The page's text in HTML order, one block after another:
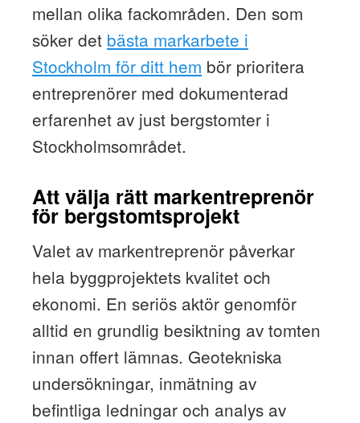
mellan olika fackområden. Den som
söker det bästa markarbete i
Stockholm för ditt hem bör prioritera
entreprenörer med dokumenterad
erfarenhet av just bergstomter i
Stockholmsområdet.
Att välja rätt markentreprenör
för bergstomtsprojekt
Valet av markentreprenör påverkar
hela byggprojektets kvalitet och
ekonomi. En seriös aktör genomför
alltid en grundlig besiktning av tomten
innan offert lämnas. Geotekniska
undersökningar, inmätning av
befintliga ledningar och analys av